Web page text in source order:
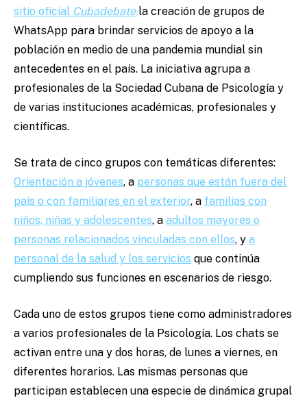
sitio oficial Cubadebatela creación de grupos de
WhatsApp para brindar servicios de apoyo a la
población en medio de una pandemia mundial sin
antecedentes en el país. La iniciativa agrupa a
profesionales de la Sociedad Cubana de Psicología y
de varias instituciones académicas, profesionales y
científicas.
Se trata de cinco grupos con temáticas diferentes:
Orientación a jóvenes, a personas que están fuera del
país o con familiares en el exterior, a familias con
niños, niñas y adolescentes, a adultos mayores o
personas relacionados vinculadas con ellos, y a
personal de la salud y los servicios que continúa
cumpliendo sus funciones en escenarios de riesgo.
Cada uno de estos grupos tiene como administradores
a varios profesionales de la Psicología. Los chats se
activan entre una y dos horas, de lunes a viernes, en
diferentes horarios. Las mismas personas que
participan establecen una especie de dinámica grupal